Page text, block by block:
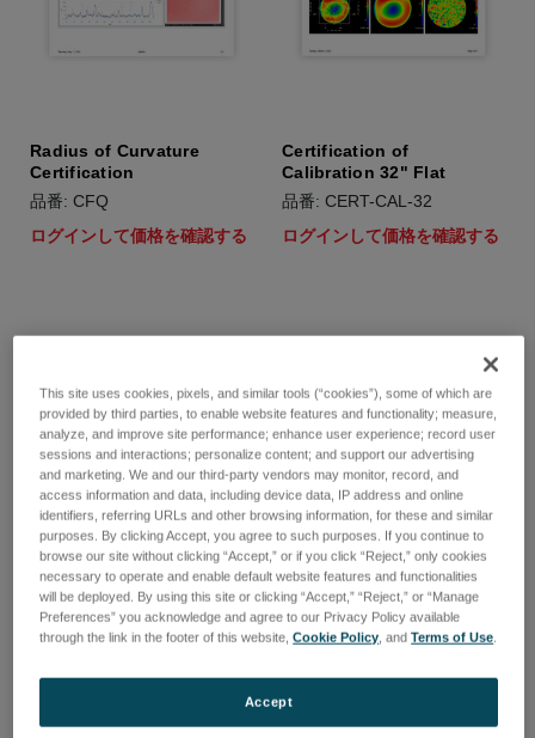
Radius of Curvature
Certification
品番: CFQ
ログインして価格を確認する
Certification of
Calibration 32" Flat
品番: CERT-CAL-32
ログインして価格を確認する
Compliance Certification
品番: CERT-32
Certification of
品番: CERT-CAL-24
This site uses cookies, pixels, and similar tools (“cookies”), some of which are
provided by third parties, to enable website features and functionality; measure,
analyze, and improve site performance; enhance user experience; record user
sessions and interactions; personalize content; and support our advertising
and marketing. We and our third-party vendors may monitor, record, and
access information and data, including device data, IP address and online
identifiers, referring URLs and other browsing information, for these and similar
purposes. By clicking Accept, you agree to such purposes. If you continue to
browse our site without clicking “Accept,” or if you click “Reject,” only cookies
necessary to operate and enable default website features and functionalities
will be deployed. By using this site or clicking “Accept,” “Reject,” or “Manage
Preferences” you acknowledge and agree to our Privacy Policy available
through the link in the footer of this website,Cookie Policy , andTerms of Use
Accept